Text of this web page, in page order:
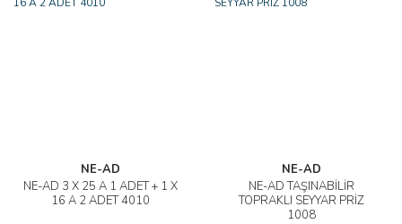
NE-AD
NE-AD 3 X 25 A 1 ADET + 1 X
16 A 2 ADET 4010
NE-AD
NE-AD TAŞINABİLİR
TOPRAKLI SEYYAR PRİZ
1008